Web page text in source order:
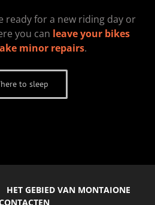
ready for a new riding day or
you can leave your bikes
minor repairs.
to sleep
HET GEBIED VAN MONTAIONE